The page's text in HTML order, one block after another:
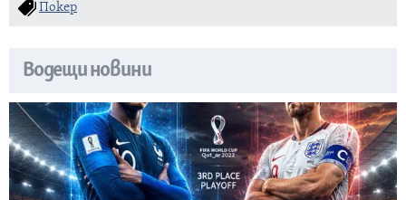
Покер
Водещи новини